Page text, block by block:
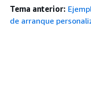
Tema anterior:
de arranque